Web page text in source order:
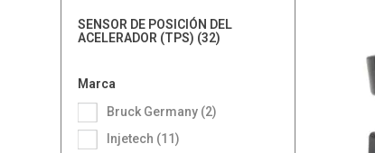
SENSOR DE POSICIÓN DEL
ACELERADOR (TPS) (32)
Marca
Bruck Germany (2)
Injetech (11)